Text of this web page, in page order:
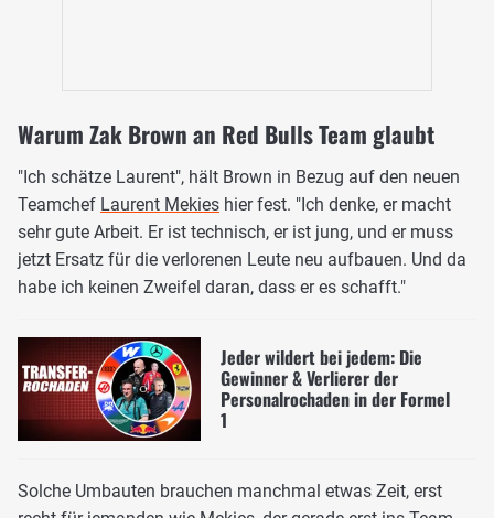
Warum Zak Brown an Red Bulls Team glaubt
"Ich schätze Laurent", hält Brown in Bezug auf den neuen
Teamchef Laurent Mekies hier fest. "Ich denke, er macht
sehr gute Arbeit. Er ist technisch, er ist jung, und er muss
jetzt Ersatz für die verlorenen Leute neu aufbauen. Und da
habe ich keinen Zweifel daran, dass er es schafft."
Jeder wildert bei jedem: Die
Gewinner & Verlierer der
Personalrochaden in der Formel
1
Solche Umbauten brauchen manchmal etwas Zeit, erst